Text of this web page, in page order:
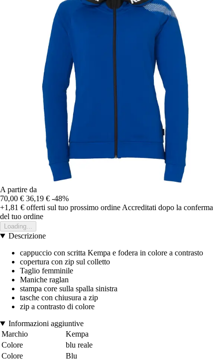
A partire da
70,00 € 36,19 € -48%
+1,81 € offerti sul tuo prossimo ordine Accreditati dopo la conferma
del tuo ordine
Loading...
Descrizione
cappuccio con scritta Kempa e fodera in colore a contrasto
copertura con zip sul colletto
Taglio femminile
Maniche raglan
stampa core sulla spalla sinistra
tasche con chiusura a zip
zip a contrasto di colore
Informazioni aggiuntive
Marchio
Kempa
Colore
blu reale
Colore
Blu